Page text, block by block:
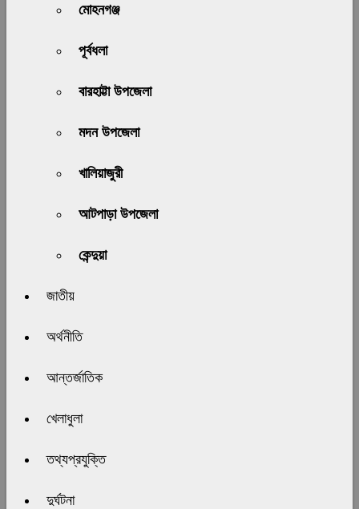
মোহনগঞ্জ
পূর্বধলা
বারহাট্টা উপজেলা
মদন উপজেলা
খালিয়াজুরী
আটপাড়া উপজেলা
কেন্দুয়া
জাতীয়
অর্থনীতি
আন্তর্জাতিক
খেলাধুলা
তথ্যপ্রযুক্তি
দুর্ঘটনা